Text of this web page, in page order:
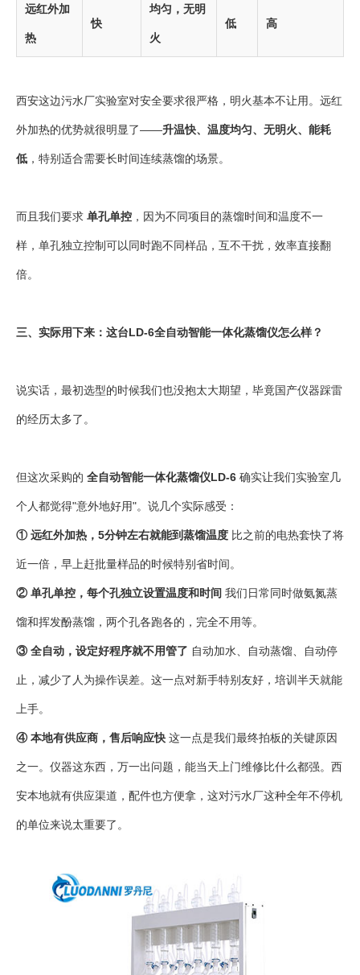
远红外加
热
快
均匀，无明
火
低 高
西安这边污水厂实验室对安全要求很严格，明火基本不让用。远红
外加热的优势就很明显了——升温快、温度均匀、无明火、能耗
低 ，特别适合需要长时间连续蒸馏的场景。
而且我们要求 单孔单控 ，因为不同项目的蒸馏时间和温度不一
样，单孔独立控制可以同时跑不同样品，互不干扰，效率直接翻
倍。
三、实际用下来：这台LD-6全自动智能一体化蒸馏仪怎么样？
说实话，最初选型的时候我们也没抱太大期望，毕竟国产仪器踩雷
的经历太多了。
但这次采购的 全自动智能一体化蒸馏仪LD-6 确实让我们实验室几
个人都觉得"意外地好用"。说几个实际感受：
① 远红外加热，5分钟左右就能到蒸馏温度 比之前的电热套快了将
近一倍，早上赶批量样品的时候特别省时间。
② 单孔单控，每个孔独立设置温度和时间 我们日常同时做氨氮蒸
馏和挥发酚蒸馏，两个孔各跑各的，完全不用等。
③ 全自动，设定好程序就不用管了 自动加水、自动蒸馏、自动停
止，减少了人为操作误差。这一点对新手特别友好，培训半天就能
上手。
④ 本地有供应商，售后响应快 这一点是我们最终拍板的关键原因
之一。仪器这东西，万一出问题，能当天上门维修比什么都强。西
安本地就有供应渠道，配件也方便拿，这对污水厂这种全年不停机
的单位来说太重要了。